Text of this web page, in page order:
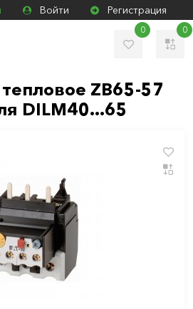
Войти Регистрация
0 0
ZB65-57
DILM40...65